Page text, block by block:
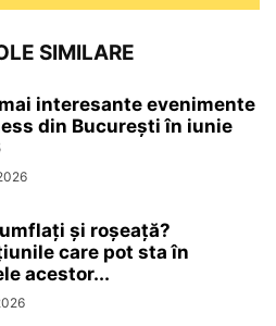
SIMILARE
interesante evenimente
din București în iunie
și roșeață?
care pot sta în
acestor...